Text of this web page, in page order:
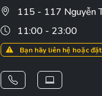
115 - 117 Nguyễn
11:00 - 23:00
Bạn hãy liên hệ hoặc